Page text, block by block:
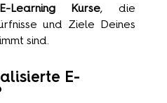
Learning Kurse, die
und Ziele Deines
sind.
E-